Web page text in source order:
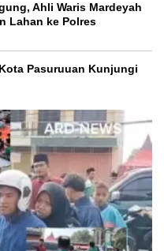
Ahli Waris Mardeyah
Lahan ke Polres
Pasuruuan Kunjungi